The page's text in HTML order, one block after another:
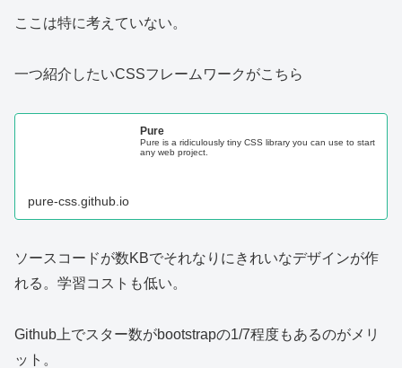
ここは特に考えていない。
一つ紹介したいCSSフレームワークがこちら
Pure
Pure is a ridiculously tiny CSS library you can use to start
any web project.
pure-css.github.io
ソースコードが数KBでそれなりにきれいなデザインが作
れる。学習コストも低い。
Github上でスター数がbootstrapの1/7程度もあるのがメリ
ット。